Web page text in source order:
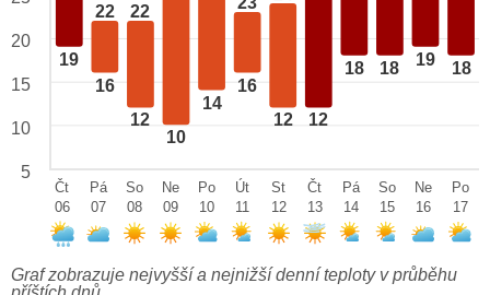
19
22
16
22
12
10
14
16
12 12
18 18 19 18
20
15
10
5
Čt
06
Pá
07
So
08
Ne
09
Po
10
Út
11
St
12
Čt
13
Pá
14
So
15
Ne
16
Po
17
Graf zobrazuje nejvyšší a nejnižší denní teploty v průběhu